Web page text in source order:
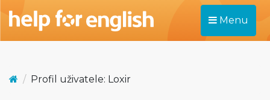
Menu
Profil uživatele: Loxir